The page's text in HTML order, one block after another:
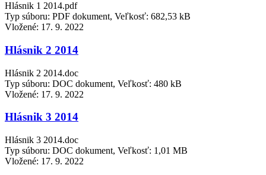
Hlásnik 1 2014.pdf
Typ súboru: PDF dokument, Veľkosť: 682,53 kB
Vložené: 17. 9. 2022
Hlásnik 2 2014
Hlásnik 2 2014.doc
Typ súboru: DOC dokument, Veľkosť: 480 kB
Vložené: 17. 9. 2022
Hlásnik 3 2014
Hlásnik 3 2014.doc
Typ súboru: DOC dokument, Veľkosť: 1,01 MB
Vložené: 17. 9. 2022